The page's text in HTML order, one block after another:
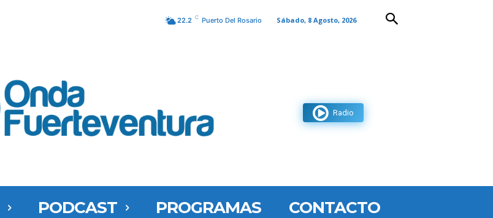
22.2 C Puerto Del Rosario Sábado, 8 Agosto, 2026
Radio
PODCAST PROGRAMAS CONTACTO